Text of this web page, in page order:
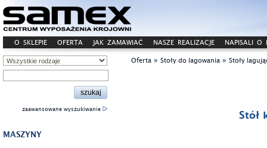
O SKLEPIE OFERTA JAK ZAMAWIAĆ NASZE REALIZACJE NAPISALI O
zaawansowane wyszukiwanie
MASZYNY
Oferta » Stoły do lagowania » Stoły
Stół